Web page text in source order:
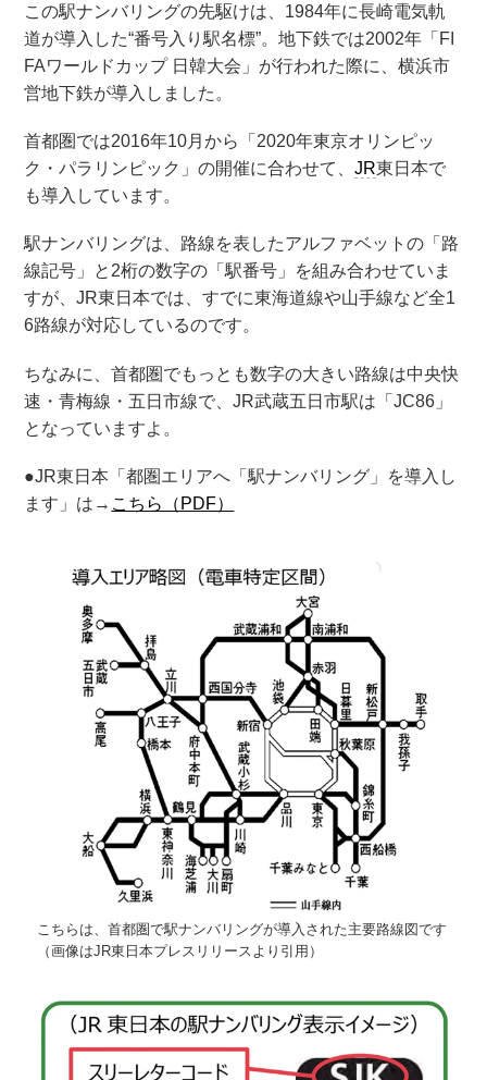
この駅ナンバリングの先駆けは、1984年に長崎電気軌
道が導入した“番号入り駅名標”。地下鉄では2002年「FI
FAワールドカップ 日韓大会」が行われた際に、横浜市
営地下鉄が導入しました。
首都圏では2016年10月から「2020年東京オリンピッ
ク・パラリンピック」の開催に合わせて、JR東日本で
も導入しています。
駅ナンバリングは、路線を表したアルファベットの「路
線記号」と2桁の数字の「駅番号」を組み合わせていま
すが、JR東日本では、すでに東海道線や山手線など全1
6路線が対応しているのです。
ちなみに、首都圏でもっとも数字の大きい路線は中央快
速・青梅線・五日市線で、JR武蔵五日市駅は「JC86」
となっていますよ。
●JR東日本「都圏エリアへ「駅ナンバリング」を導入し
ます」は→ こちら（PDF）
こちらは、首都圏で駅ナンバリングが導入された主要路線図です
（画像はJR東日本プレスリリースより引用）